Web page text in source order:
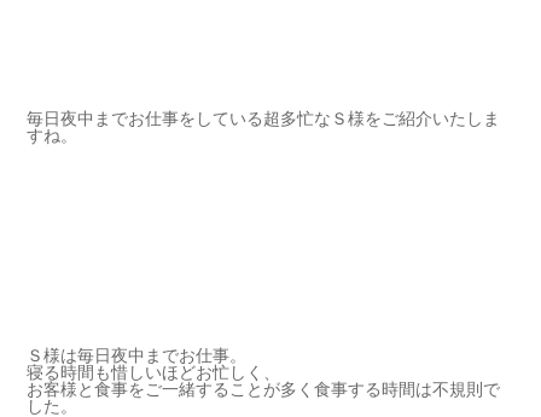
毎日夜中までお仕事をしている超多忙なＳ様をご紹介いたしま
すね。
Ｓ様は毎日夜中までお仕事。
寝る時間も惜しいほどお忙しく、
お客様と食事をご一緒することが多く食事する時間は不規則で
した。